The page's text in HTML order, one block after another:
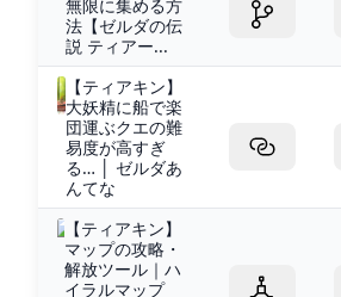
無限に集める方
法【ゼルダの伝
説 ティアー...
【ティアキン】
大妖精に船で楽
団運ぶクエの難
易度が高すぎ
る… │ ゼルダあ
んてな
【ティアキン】
マップの攻略・
解放ツール｜ハ
イラルマップ